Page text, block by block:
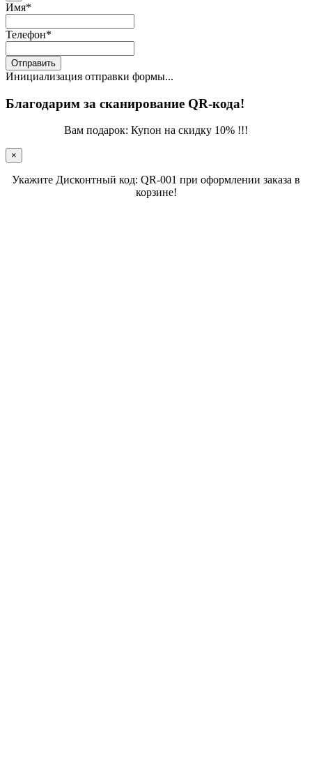
Имя*
Телефон*
Отправить
Инициализация отправки формы...
Благодарим за сканирование QR-кода!
Вам подарок: Купон на скидку 10% !!!
×
Укажите Дисконтный код: QR-001 при оформлении заказа в
корзине!